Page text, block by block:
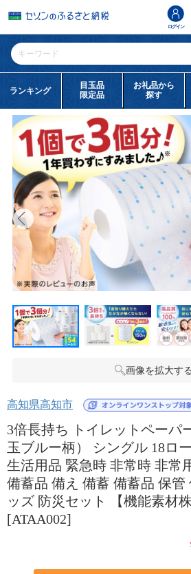
ログイン
ランキング
目玉品
限定品
お礼品から
探す
画像を拡大する
高知県高知市
3倍長持ち トイレットペーパ
玉ブルー柄） シングル 18ロ
生活用品 緊急時 非常時 非常
備蓄品 備え 備蓄 備蓄品 保管
ッズ 防災セット 【機能素材株
[ATAA002]